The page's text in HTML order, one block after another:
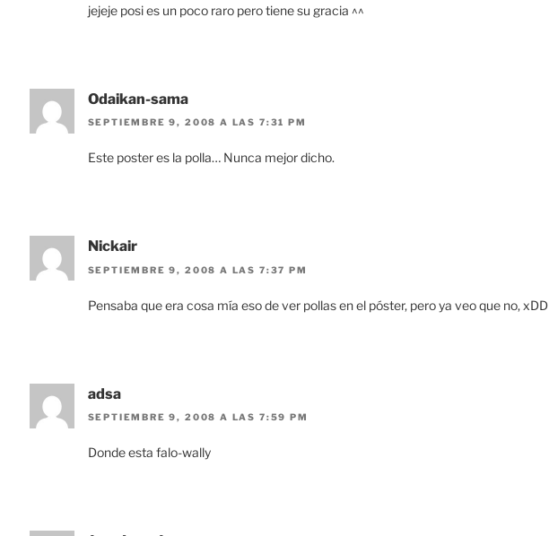
jejeje posi es un poco raro pero tiene su gracia ^^
Odaikan-sama
SEPTIEMBRE 9, 2008 A LAS 7:31 PM
Este poster es la polla… Nunca mejor dicho.
Nickair
SEPTIEMBRE 9, 2008 A LAS 7:37 PM
Pensaba que era cosa mía eso de ver pollas en el póster, pero ya veo que no, xDD
adsa
SEPTIEMBRE 9, 2008 A LAS 7:59 PM
Donde esta falo-wally